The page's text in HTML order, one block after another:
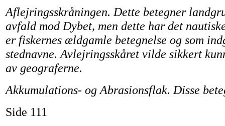
Aflejringsskråningen. Dette betegner
avfald mod Dybet, men dette har det
er fiskernes ældgamle betegnelse og som
stednavne. Avlejringsskåret vilde sikkert
av geograferne.
Akkumulations- og Abrasionsflak. Disse
Side 111